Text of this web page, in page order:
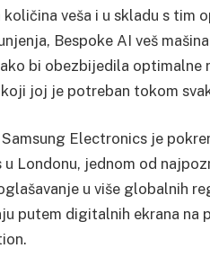
veša i u skladu s tim
Bespoke AI veš
bi obezbijedila optimalne
joj je potreban tokom
Electronics je
Londonu, jednom od
u više globalnih
putem digitalnih ekrana na